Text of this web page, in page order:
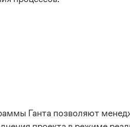
Ганта позволяют